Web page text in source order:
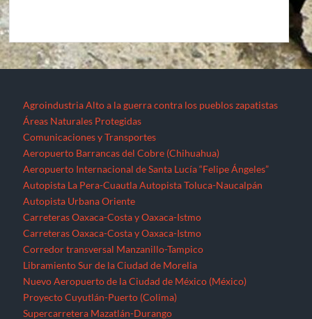
Carreteras Oaxaca-Costa y Oaxaca-Istmo
Carreteras Oaxaca-Costa y Oaxaca-Istmo
Corredor transversal Manzanillo-Tampico
Nuevo Aeropuerto de la Ciudad de México (México)
Proyecto Cuyutlán-Puerto (Colima)
Supercarretera Mazatlán-Durango
ContactoCorredores industrialesDesaparecidos
Espejos de la resistenciaFeminicidios
Fracturación Hidráulica (Fracking)
Hidrocarburos
Gasoducto Jaltipan – Salina Cruz
Gasoducto Salina Cruz – TapachulaGasoducto Tuxpan – Tula
Proyecto Aceites Terciarios del Golfo (Veracruz y Puebla)
Sistema de Transporte de Gas Natural Norte-Noroeste
Home JornalerosMEGAPROYECTOSMichoacánMigrantes
Militarización
Minería